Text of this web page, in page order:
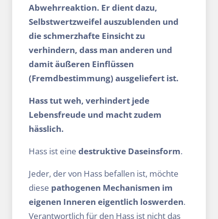
Abwehrreaktion. Er dient dazu,
Selbstwert­zweifel auszublenden und
die schmerzhafte Einsicht zu
verhindern, dass man anderen und
damit äußeren Einflüssen
(Fremdbestimmung) ausgeliefert ist.
Hass tut weh, verhindert jede
Lebensfreude und macht zudem
hässlich.
Hass ist eine destruktive Daseinsform.
Jeder, der von Hass befallen ist, möchte
diese pathogenen Mechanismen im
eigenen Inneren eigentlich loswerden.
Verantwortlich für den Hass ist nicht das